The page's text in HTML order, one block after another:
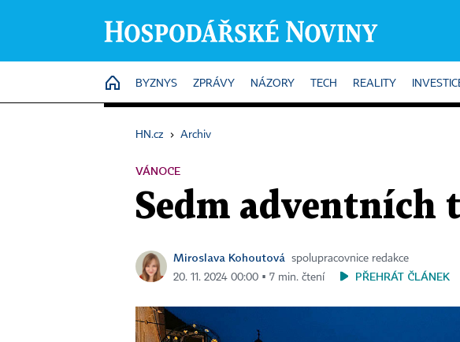
HOME
BYZNYS ZPRÁVY NÁZORY TECH REALITY
HN.cz › Archiv
VÁNOCE
Sedm adventních
Miroslava Kohoutová
spolupracovnice redakce
20. 11. 2024 00:00 ▪ 7 min. čtení
PŘEHRÁT ČLÁNEK